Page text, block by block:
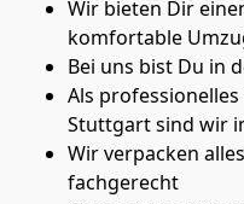
Wir bieten Dir
komfortable
Bei uns bist Du in
Als
Stuttgart sind wir
Wir verpacken
fachgerecht